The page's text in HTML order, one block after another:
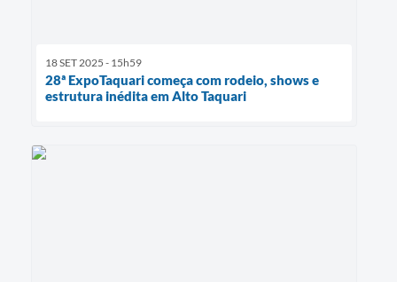
18 SET 2025 - 15h59
28ª ExpoTaquari começa com rodeio, shows e
estrutura inédita em Alto Taquari